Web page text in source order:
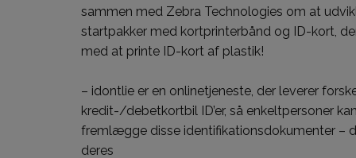
sammen med Zebra Technologies om at
startpakker med kortprinterbånd og ID-kort,
med at printe ID-kort af plastik!
– idontlie er en onlinetjeneste, der leverer
kredit-/debetkortbil ID’er, så enkeltpersoner
fremlægge disse identifikationsdokumenter –
deres